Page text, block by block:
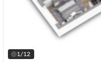
1/12